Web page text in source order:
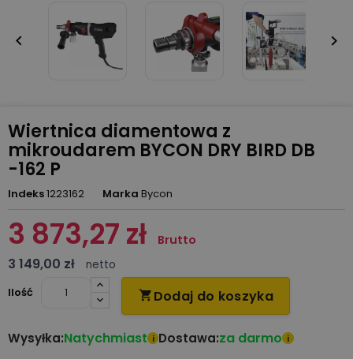
 
Wiertnica diamentowa z
mikroudarem BYCON DRY BIRD DB
-162 P
Indeks1223162 Marka Bycon
3 873,27 zł Brutto
3 149,00 zł
netto
Ilość
 Dodaj do koszyka
Wysyłka:Natychmiast i Dostawa:za darmo i